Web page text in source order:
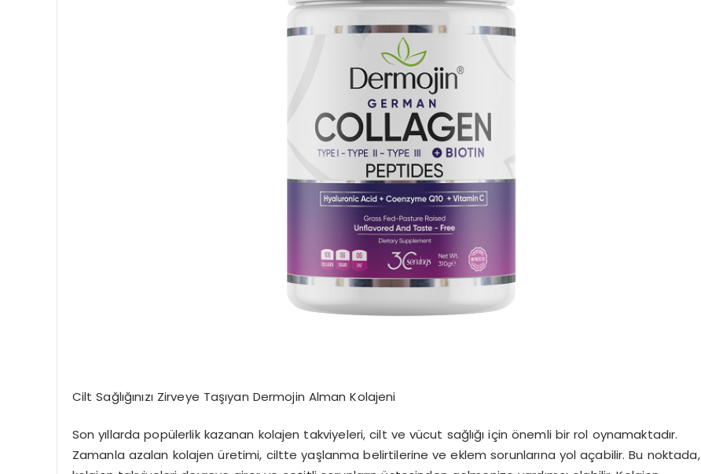
Cilt Sağlığınızı Zirveye Taşıyan Dermojin Alman Kolajeni
Son yıllarda popülerlik kazanan kolajen takviyeleri, cilt ve vücut sağlığı için önemli bir rol oynamaktadır.
Zamanla azalan kolajen üretimi, ciltte yaşlanma belirtilerine ve eklem sorunlarına yol açabilir. Bu noktada,